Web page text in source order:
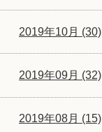
2019年10月 (30)
2019年09月 (32)
2019年08月 (15)